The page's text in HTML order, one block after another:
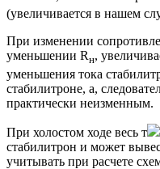
(увеличивается в нашем
При изменении
уменьшении Rн,
уменьшения тока
стабилитроне, а,
практически неизменным.
При холостом ходе весь т
стабилитрон и может
учитывать при расчете